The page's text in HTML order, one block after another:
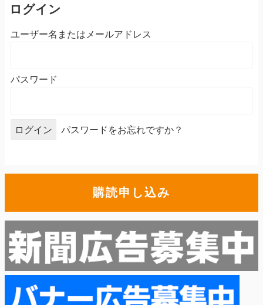
ログイン
ユーザー名またはメールアドレス
パスワード
パスワードをお忘れですか？
購読申し込み